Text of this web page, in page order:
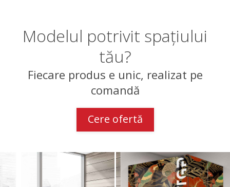
Modelul potrivit spațiului
tău?
Fiecare produs e unic, realizat pe
comandă
Cere ofertă